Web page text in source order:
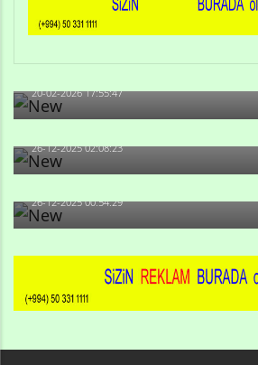
Qulu Məhərrəmli: Sosial şəbəkələrdə
20-02-2026 17:55:47
Məni bura NAZİR GÖNDƏRİB - 1937-
olan və...
26-12-2025 02:08:23
-Ay qız, sən məhkəməni
də, məni...
26-12-2025 00:54:29